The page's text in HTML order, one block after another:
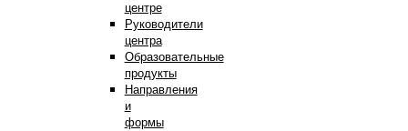
центре
Руководители
центра
Образовательные
продукты
Направления
и
формы